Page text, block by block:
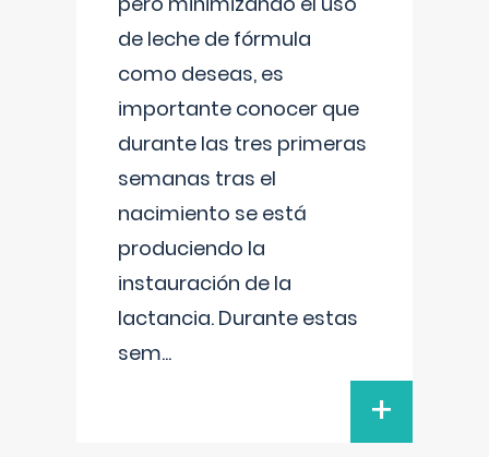
de leche de fórmula
como deseas, es
importante conocer que
durante las tres primeras
semanas tras el
nacimiento se está
produciendo la
instauración de la
lactancia. Durante estas
sem...
+